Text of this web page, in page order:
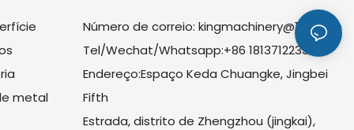
metal
Número de correio: kingmachinery@163.com
Tel/Wechat/Whatsapp:+86 18137122335
Endereço:Espaço Keda Chuangke, Jingbei
Fifth
Estrada, distrito de Zhengzhou (jingkai),